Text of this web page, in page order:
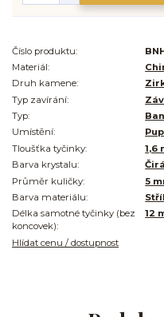
Číslo produktu:
Materiál:
Druh kamene:
Typ zavírání:
Typ:
Umístění:
Tloušťka tyčinky:
1,6
Barva krystalu:
Čirá
Průměr kuličky:
5
Barva materiálu:
Délka samotné tyčinky (bez
koncovek):
12
Hlídat cenu / dostupnost